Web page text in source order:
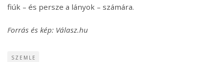
fiúk – és persze a lányok – számára.
Forrás és kép: Válasz.hu
SZEMLE